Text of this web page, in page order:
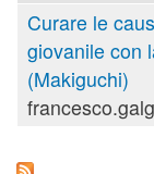
Curare le
giovanile con
(Makiguchi)